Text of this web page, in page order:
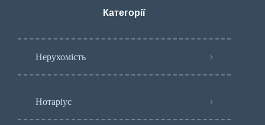
Категорії
Нерухомість
Нотаріус